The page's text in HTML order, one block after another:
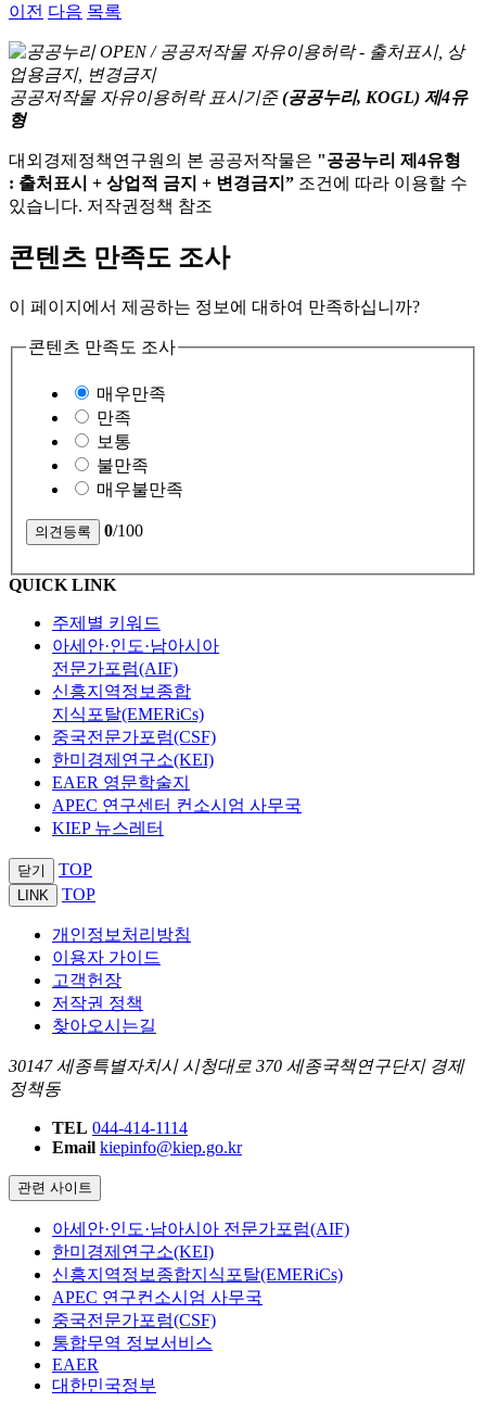
이전 다음 목록
공공저작물 자유이용허락 표시기준 (공공누리, KOGL) 제4유
형
대외경제정책연구원의 본 공공저작물은 "공공누리 제4유형
: 출처표시 + 상업적 금지 + 변경금지” 조건에 따라 이용할 수
있습니다. 저작권정책 참조
콘텐츠 만족도 조사
이 페이지에서 제공하는 정보에 대하여 만족하십니까?
콘텐츠 만족도 조사
매우만족
만족
보통
불만족
매우불만족
0/100
QUICK LINK
주제별 키워드
아세안·인도·남아시아
전문가포럼(AIF)
신흥지역정보종합
지식포탈(EMERiCs)
중국전문가포럼(CSF)
한미경제연구소(KEI)
EAER 영문학술지
APEC 연구센터 컨소시엄 사무국
KIEP 뉴스레터
닫기 TOP
LINK TOP
개인정보처리방침
이용자 가이드
고객헌장
저작권 정책
찾아오시는길
30147 세종특별자치시 시청대로 370 세종국책연구단지 경제
정책동
TEL 044-414-1114
Email kiepinfo@kiep.go.kr
관련 사이트
아세안·인도·남아시아 전문가포럼(AIF)
한미경제연구소(KEI)
신흥지역정보종합지식포탈(EMERiCs)
APEC 연구컨소시엄 사무국
중국전문가포럼(CSF)
통합무역 정보서비스
EAER
대한민국정부